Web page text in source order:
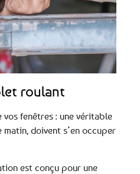
roulant
fenêtres : une véritable
doivent s’en occuper
est conçu pour une